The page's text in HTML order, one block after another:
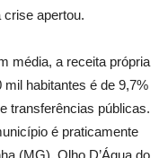
apertou.
média, a receita própria
habitantes é de 9,7%
transferências públicas.
é praticamente
(MG), Olho D’Água do